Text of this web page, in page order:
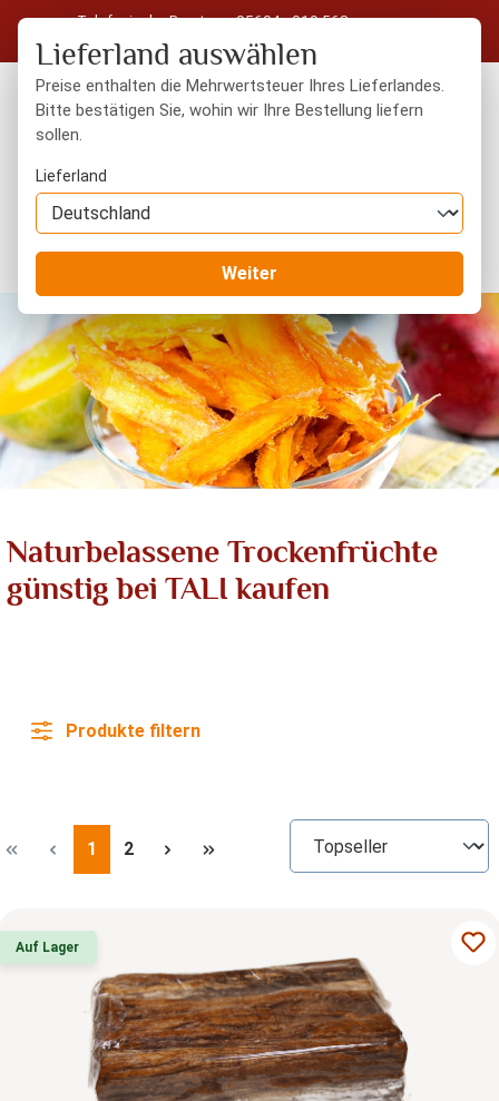
Zum Hauptinhalt springen
Telefonische Beratung: 05604 - 919 563
Kostenloser Versand in Deutschland ab 50 € Warenwert
Naturbelassene Trockenfrüchte
günstig bei TALI kaufen
Produkte filtern
Seite
1 Seite
2
Auf Lager
Lieferland auswählen
Preise enthalten die Mehrwertsteuer Ihres Lieferlandes.
Bitte bestätigen Sie, wohin wir Ihre Bestellung liefern
sollen.
Lieferland
Weiter